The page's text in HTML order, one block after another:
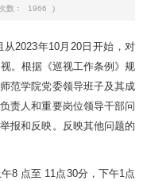
数： 1966 )
2023年10月20日开始，对
。根据《巡视工作条例》规
范学院党委领导班子及其成
责人和重要岗位领导干部问
报和反映。反映其他问题的
8 点至 11点30分，下午1点